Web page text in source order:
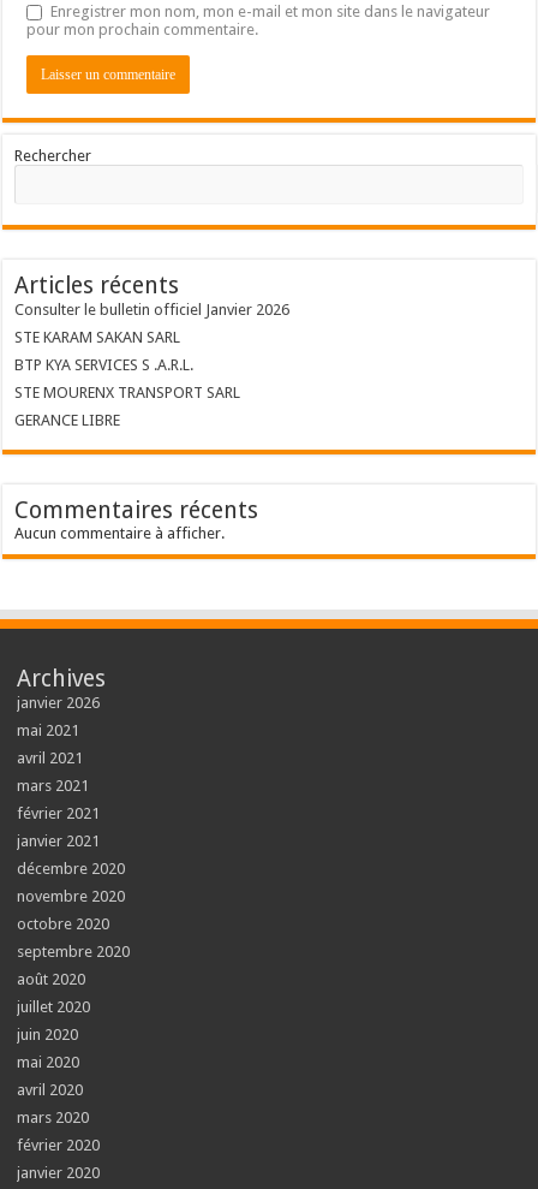
Enregistrer mon nom, mon e-mail et mon site dans le navigateur
pour mon prochain commentaire.
Rechercher
Articles récents
Consulter le bulletin officiel Janvier 2026
STE KARAM SAKAN SARL
BTP KYA SERVICES S .A.R.L.
STE MOURENX TRANSPORT SARL
GERANCE LIBRE
Commentaires récents
Aucun commentaire à afficher.
Archives
janvier 2026
mai 2021
avril 2021
mars 2021
février 2021
janvier 2021
décembre 2020
novembre 2020
octobre 2020
septembre 2020
août 2020
juillet 2020
juin 2020
mai 2020
avril 2020
mars 2020
février 2020
janvier 2020